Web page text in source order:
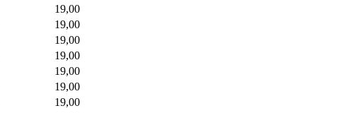
19,00
19,00
19,00
19,00
19,00
19,00
19,00